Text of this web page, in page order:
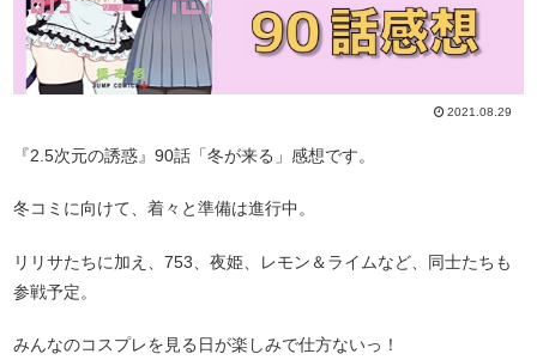
2021.08.29
『2.5次元の誘惑』90話「冬が来る」感想です。
冬コミに向けて、着々と準備は進行中。
リリサたちに加え、753、夜姫、レモン＆ライムなど、同士たちも
参戦予定。
みんなのコスプレを見る日が楽しみで仕方ないっ！